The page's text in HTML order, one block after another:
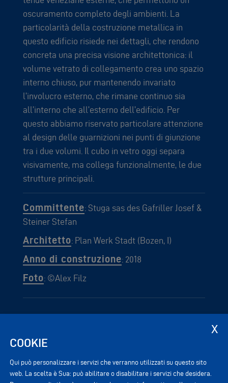
oscuramento completo degli ambienti. La
particolarità della costruzione metallica in
questo edificio risiede nei dettagli, che rendono
concreta una precisa visione architettonica: il
volume vetrato di collegamento crea uno spazio
interno chiuso, pur mantenendo invariato
l’involucro esterno, che rimane continuo sia
all’interno che all’esterno dell’edificio. Per
questo abbiamo riservato particolare attenzione
al design delle guarnizioni nei punti di giunzione
tra i due volumi. Il cubo in vetro oggi separa
visivamente, ma collega funzionalmente, le due
strutture principali.
Committente: Stuga sas des Gafriller Josef &
Steiner Stefan
Architetto: Plan Werk Stadt (Bozen, I)
Anno di construzione: 2018
Foto: ©Alex Filz
ALTRI PROGETTI
COOKIE
Qui può personalizzare i servizi che verranno utilizzati su questo sito
web. La scelta è Sua: può abilitare o disabilitare i servizi che desidera.